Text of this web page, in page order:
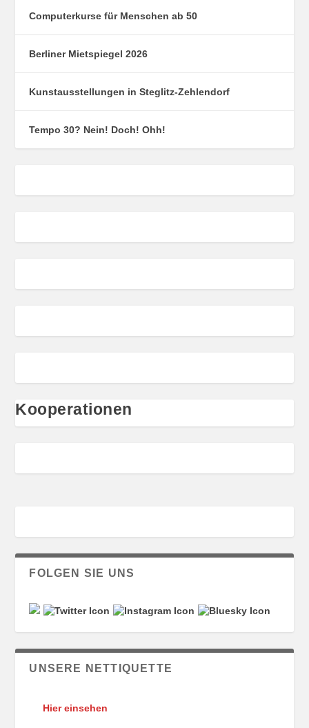
Computerkurse für Menschen ab 50
Berliner Mietspiegel 2026
Kunstausstellungen in Steglitz-Zehlendorf
Tempo 30? Nein! Doch! Ohh!
Kooperationen
FOLGEN SIE UNS
UNSERE NETTIQUETTE
Hier einsehen